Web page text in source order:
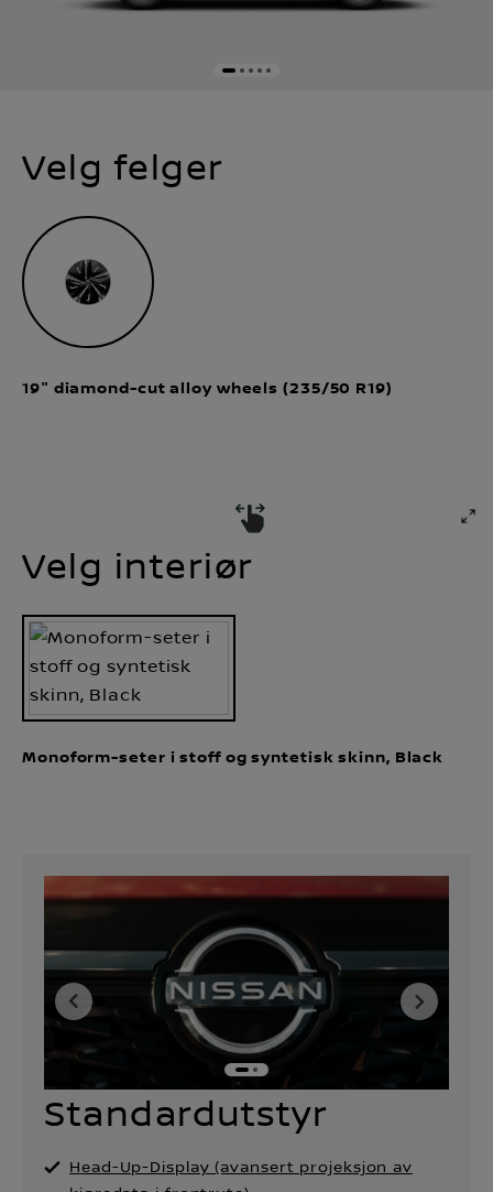
Velg felger​
19" diamond-cut alloy wheels (235/50 R19)
Velg interiør​
Monoform-seter i stoff og syntetisk skinn, Black
Standardutstyr
Head-Up-Display (avansert projeksjon av